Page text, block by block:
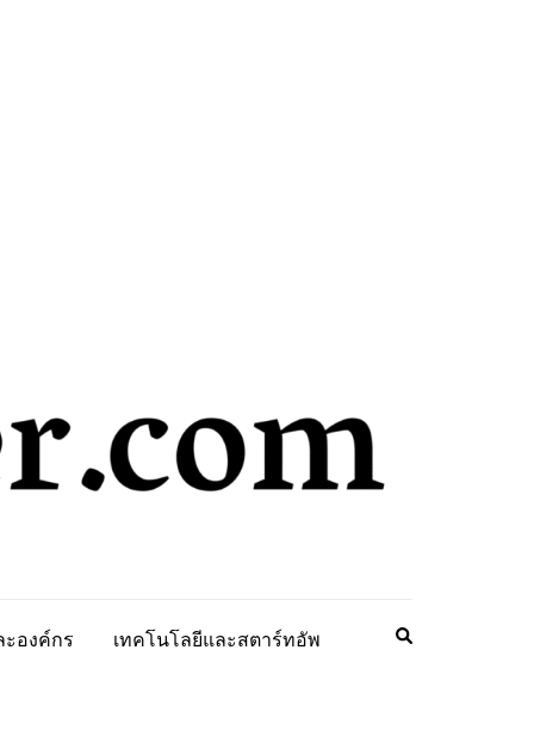
องค์กร เทคโนโลยีและสตาร์ทอัพ